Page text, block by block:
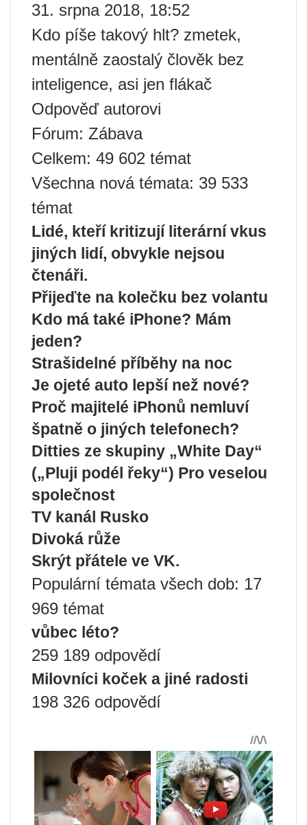
31. srpna 2018, 18:52
Kdo píše takový hlt? zmetek,
mentálně zaostalý člověk bez
inteligence, asi jen flákač
Odpověď autorovi
Fórum: Zábava
Celkem: 49 602 témat
Všechna nová témata: 39 533
témat
Lidé, kteří kritizují literární vkus
jiných lidí, obvykle nejsou
čtenáři.
Přijeďte na kolečku bez volantu
Kdo má také iPhone? Mám
jeden?
Strašidelné příběhy na noc
Je ojeté auto lepší než nové?
Proč majitelé iPhonů nemluví
špatně o jiných telefonech?
Ditties ze skupiny „White Day“
(„Pluji podél řeky“) Pro veselou
společnost
TV kanál Rusko
Divoká růže
Skrýt přátele ve VK.
Populární témata všech dob: 17
969 témat
vůbec léto?
259 189 odpovědí
Milovníci koček a jiné radosti
198 326 odpovědí